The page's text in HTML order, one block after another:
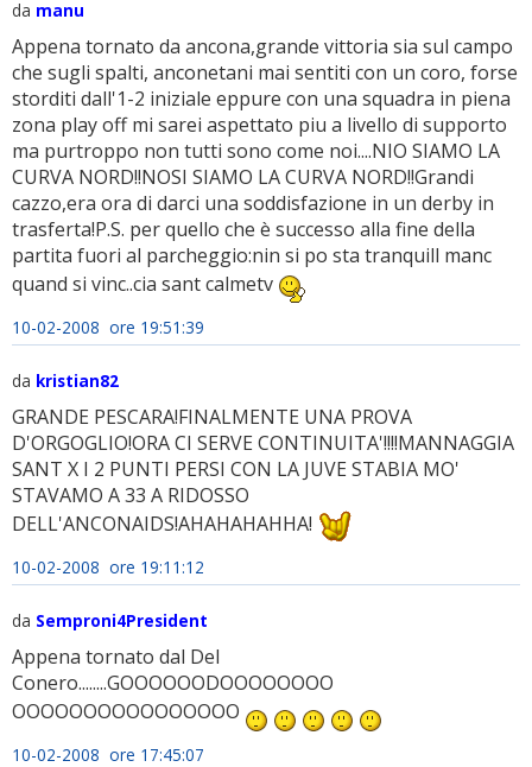
da manu
Appena tornato da ancona,grande vittoria sia sul campo
che sugli spalti, anconetani mai sentiti con un coro, forse
storditi dall'1-2 iniziale eppure con una squadra in piena
zona play off mi sarei aspettato piu a livello di supporto
ma purtroppo non tutti sono come noi....NIO SIAMO LA
CURVA NORD!!NOSI SIAMO LA CURVA NORD!!Grandi
cazzo,era ora di darci una soddisfazione in un derby in
trasferta!P.S. per quello che è successo alla fine della
partita fuori al parcheggio:nin si po sta tranquill manc
quand si vinc..cia sant calmetv
10-02-2008 ore 19:51:39
da kristian82
GRANDE PESCARA!FINALMENTE UNA PROVA
D'ORGOGLIO!ORA CI SERVE CONTINUITA'!!!!MANNAGGIA
SANT X I 2 PUNTI PERSI CON LA JUVE STABIA MO'
STAVAMO A 33 A RIDOSSO
DELL'ANCONAIDS!AHAHAHAHHA!
10-02-2008 ore 19:11:12
da Semproni4President
Appena tornato dal Del
Conero........GOOOOOODOOOOOOOO
OOOOOOOOOOOOOOOO
10-02-2008 ore 17:45:07